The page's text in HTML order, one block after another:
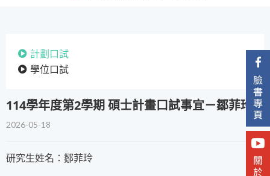
計劃口試
學位口試
114學年度第2學期 碩士計畫口試事宜－鄒菲玲
2026-05-18
研究生姓名：鄒菲玲